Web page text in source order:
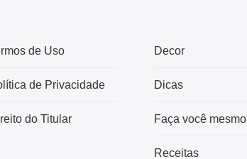
de Uso
de Privacidade
do Titular
Decor
Dicas
Faça você mesmo
Receitas